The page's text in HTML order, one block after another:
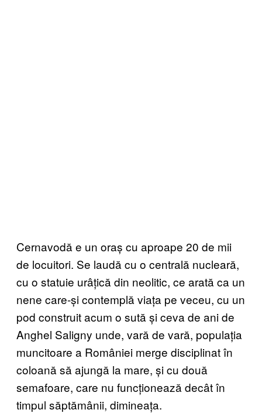
Cernavodă e un oraș cu aproape 20 de mii
de locuitori. Se laudă cu o centrală nucleară,
cu o statuie urâțică din neolitic, ce arată ca un
nene care-și contemplă viața pe veceu, cu un
pod construit acum o sută și ceva de ani de
Anghel Saligny unde, vară de vară, populația
muncitoare a României merge disciplinat în
coloană să ajungă la mare, și cu două
semafoare, care nu funcționează decât în
timpul săptămânii, dimineața.